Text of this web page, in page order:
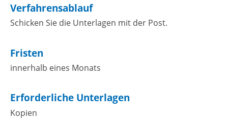
Verfahrensablauf
Schicken Sie die Unterlagen mit der Post.
Fristen
innerhalb eines Monats
Erforderliche Unterlagen
Kopien